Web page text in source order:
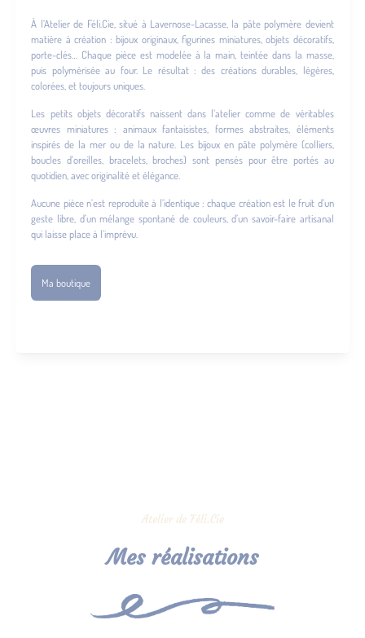
À l’Atelier de Féli.Cie, situé à Lavernose-Lacasse, la pâte polymère devient
matière à création : bijoux originaux, figurines miniatures, objets décoratifs,
porte-clés… Chaque pièce est modelée à la main, teintée dans la masse,
puis polymérisée au four. Le résultat : des créations durables, légères,
colorées, et toujours uniques.
Les petits objets décoratifs naissent dans l’atelier comme de véritables
œuvres miniatures : animaux fantaisistes, formes abstraites, éléments
inspirés de la mer ou de la nature. Les bijoux en pâte polymère (colliers,
boucles d’oreilles, bracelets, broches) sont pensés pour être portés au
quotidien, avec originalité et élégance.
Aucune pièce n’est reproduite à l’identique : chaque création est le fruit d’un
geste libre, d’un mélange spontané de couleurs, d’un savoir-faire artisanal
qui laisse place à l’imprévu.
Ma boutique
Atelier de Féli.Cie
Mes réalisations